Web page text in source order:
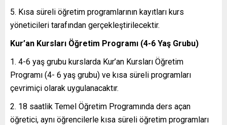
Kısa süreli öğretim programlarının kayıtları kurs
yöneticileri tarafından gerçekleştirilecektir.
Kur’an Kursları Öğretim Programı (4-6 Yaş Grubu)
4-6 yaş grubu kurslarda Kur’an Kursları Öğretim
Programı (4- 6 yaş grubu) ve kısa süreli programları
çevrimiçi olarak uygulanacaktır.
18 saatlik Temel Öğretim Programında ders açan
öğretici, aynı öğrencilerle kısa süreli öğretim programları